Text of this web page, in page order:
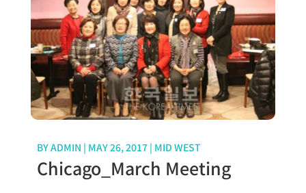
BYADMIN | MAY 26, 2017| MID WEST
Chicago_March Meeting